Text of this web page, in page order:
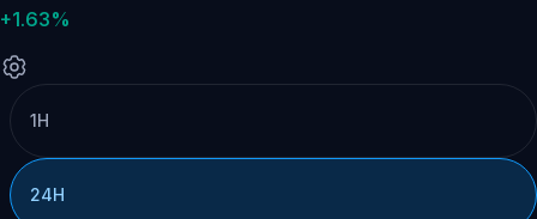
+1.63%
1H
24H